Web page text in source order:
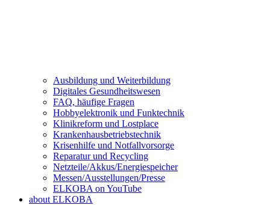
Ausbildung und Weiterbildung
Digitales Gesundheitswesen
FAQ, häufige Fragen
Hobbyelektronik und Funktechnik
Klinikreform und Lostplace
Krankenhausbetriebstechnik
Krisenhilfe und Notfallvorsorge
Reparatur und Recycling
Netzteile/Akkus/Energiespeicher
Messen/Ausstellungen/Presse
ELKOBA on YouTube
about ELKOBA